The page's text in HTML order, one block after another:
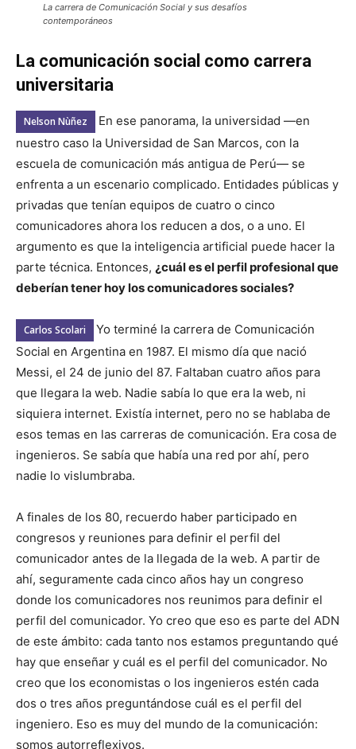
La carrera de Comunicación Social y sus desafíos
contemporáneos
La comunicación social como carrera
universitaria
Nelson Nùñez
En ese panorama, la universidad —en
nuestro caso la Universidad de San Marcos, con la
escuela de comunicación más antigua de Perú— se
enfrenta a un escenario complicado. Entidades públicas y
privadas que tenían equipos de cuatro o cinco
comunicadores ahora los reducen a dos, o a uno. El
argumento es que la inteligencia artificial puede hacer la
parte técnica. Entonces, ¿cuál es el perfil profesional que
deberían tener hoy los comunicadores sociales?
Carlos Scolari
Yo terminé la carrera de Comunicación
Social en Argentina en 1987. El mismo día que nació
Messi, el 24 de junio del 87. Faltaban cuatro años para
que llegara la web. Nadie sabía lo que era la web, ni
siquiera internet. Existía internet, pero no se hablaba de
esos temas en las carreras de comunicación. Era cosa de
ingenieros. Se sabía que había una red por ahí, pero
nadie lo vislumbraba.
A finales de los 80, recuerdo haber participado en
congresos y reuniones para definir el perfil del
comunicador antes de la llegada de la web. A partir de
ahí, seguramente cada cinco años hay un congreso
donde los comunicadores nos reunimos para definir el
perfil del comunicador. Yo creo que eso es parte del ADN
de este ámbito: cada tanto nos estamos preguntando qué
hay que enseñar y cuál es el perfil del comunicador. No
creo que los economistas o los ingenieros estén cada
dos o tres años preguntándose cuál es el perfil del
ingeniero. Eso es muy del mundo de la comunicación:
somos autorreflexivos.